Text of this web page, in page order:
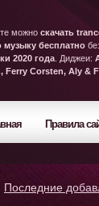
можно скачать
музыку бесплатно
2020 года . Диджеи:
Ferry Corsten, Aly &
Правила
Последние